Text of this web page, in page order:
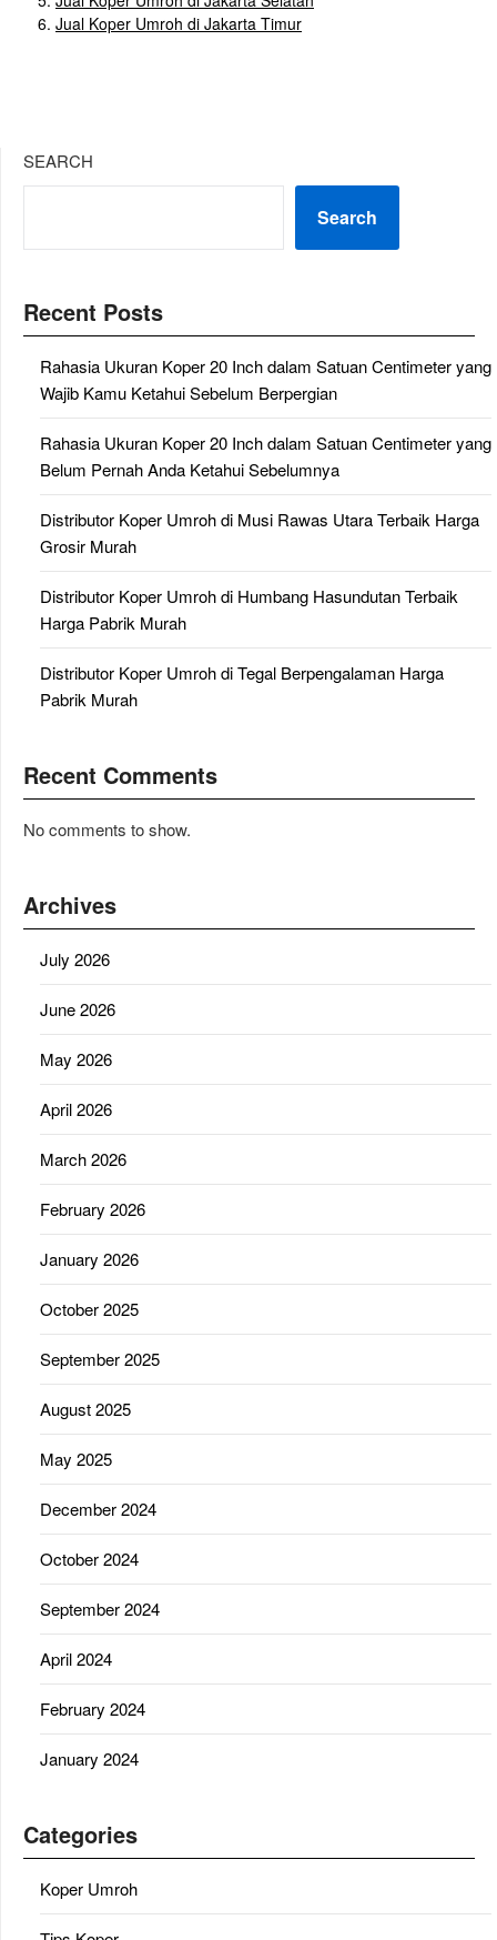
Jual Koper Umroh di Jakarta Timur
SEARCH
Search
Recent Posts
Rahasia Ukuran Koper 20 Inch dalam Satuan Centimeter yang
Wajib Kamu Ketahui Sebelum Berpergian
Rahasia Ukuran Koper 20 Inch dalam Satuan Centimeter yang
Belum Pernah Anda Ketahui Sebelumnya
Distributor Koper Umroh di Musi Rawas Utara Terbaik Harga
Grosir Murah
Distributor Koper Umroh di Humbang Hasundutan Terbaik
Harga Pabrik Murah
Distributor Koper Umroh di Tegal Berpengalaman Harga
Pabrik Murah
Recent Comments
No comments to show.
Archives
July 2026
June 2026
May 2026
April 2026
March 2026
February 2026
January 2026
October 2025
September 2025
August 2025
May 2025
December 2024
October 2024
September 2024
April 2024
February 2024
January 2024
Categories
Koper Umroh